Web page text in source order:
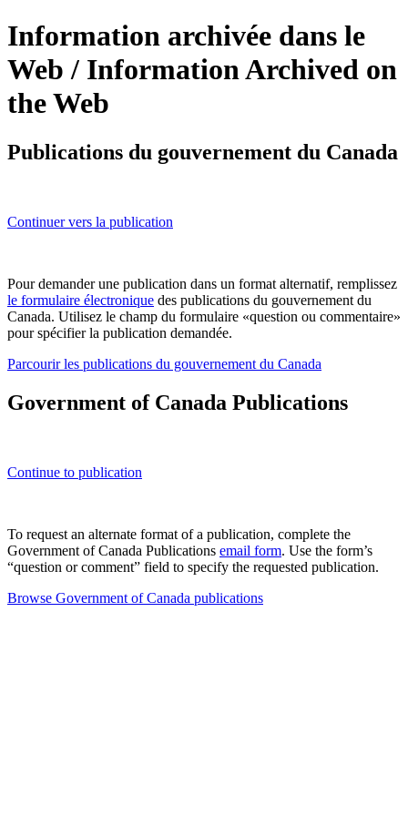
Information archivée dans le
Web / Information Archived on
the Web
Publications du gouvernement du Canada
Continuer vers la publication
Pour demander une publication dans un format alternatif, remplissez
le formulaire électronique des publications du gouvernement du
Canada. Utilisez le champ du formulaire «question ou commentaire»
pour spécifier la publication demandée.
Parcourir les publications du gouvernement du Canada
Government of Canada Publications
Continue to publication
To request an alternate format of a publication, complete the
Government of Canada Publications email form. Use the form’s
“question or comment” field to specify the requested publication.
Browse Government of Canada publications